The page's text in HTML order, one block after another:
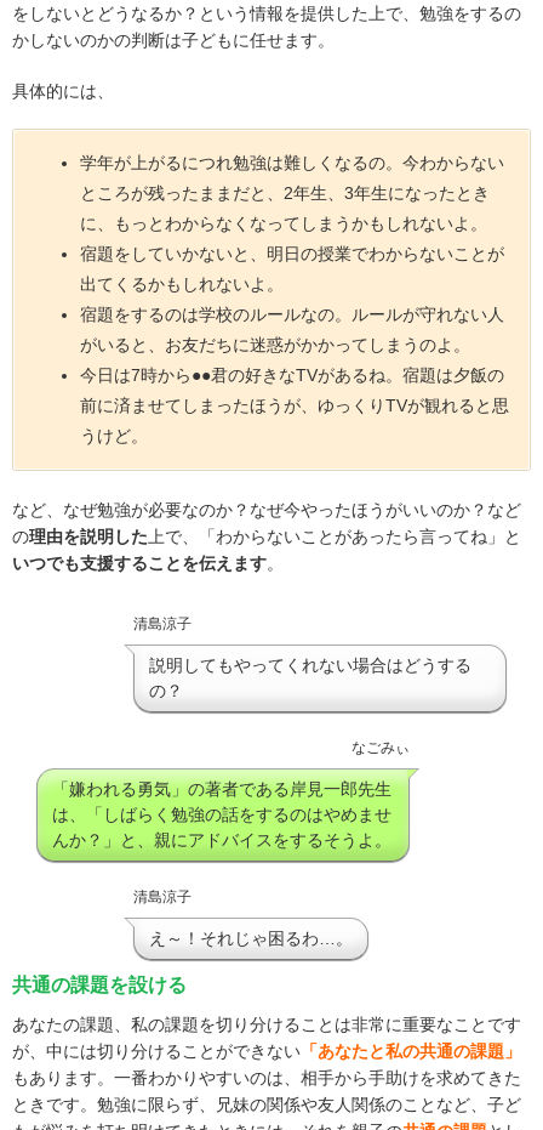
をしないとどうなるか？という情報を提供した上で、勉強をするの
かしないのかの判断は子どもに任せます。
具体的には、
学年が上がるにつれ勉強は難しくなるの。今わからない
ところが残ったままだと、2年生、3年生になったとき
に、もっとわからなくなってしまうかもしれないよ。
宿題をしていかないと、明日の授業でわからないことが
出てくるかもしれないよ。
宿題をするのは学校のルールなの。ルールが守れない人
がいると、お友だちに迷惑がかかってしまうのよ。
今日は7時から●●君の好きなTVがあるね。宿題は夕飯の
前に済ませてしまったほうが、ゆっくりTVが観れると思
うけど。
など、なぜ勉強が必要なのか？なぜ今やったほうがいいのか？など
の理由を説明した 上で、「わからないことがあったら言ってね」と
いつでも支援することを伝えます。
清島涼子
説明してもやってくれない場合はどうする
の？
なごみぃ
「嫌われる勇気」の著者である岸見一郎先生
は、「しばらく勉強の話をするのはやめませ
んか？」と、親にアドバイスをするそうよ。
清島涼子
え～！それじゃ困るわ…。
共通の課題を設ける
あなたの課題、私の課題を切り分けることは非常に重要なことです
が、中には切り分けることができない 「あなたと私の共通の課題」
もあります。一番わかりやすいのは、相手から手助けを求めてきた
ときです。勉強に限らず、兄妹の関係や友人関係のことなど、子ど